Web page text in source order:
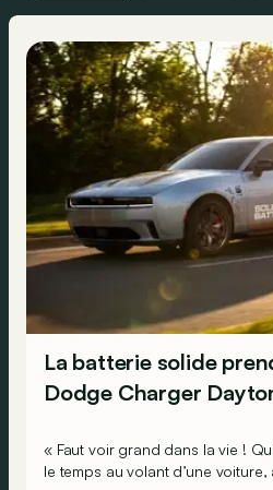
La batterie solide
Dodge Charger
« Faut voir grand dans la vie !
le temps au volant d’une